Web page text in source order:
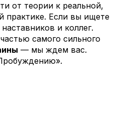
от теории к реальной,
практике. Если вы ищете
и коллег.
самого сильного
— мы ждем вас.